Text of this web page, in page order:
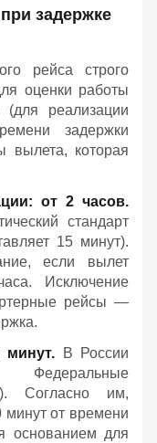
задержке
рейса строго
оценки работы
реализации
задержки
вылета, которая
от 2 часов.
стандарт
15 минут).
если вылет
Исключение
рейсы —
минут. В России
Федеральные
Согласно им,
от времени
основанием для